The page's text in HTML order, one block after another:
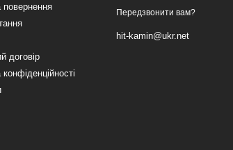
повернення
договір
конфіденційності
Передзвонити вам?
hit-kamin@ukr.net